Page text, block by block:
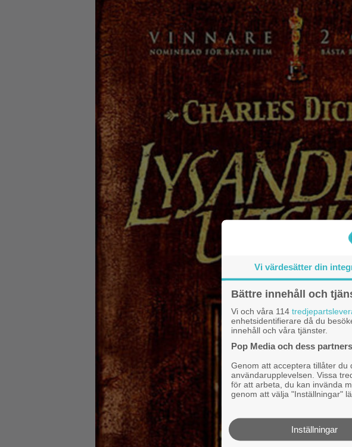
Vi värdesätter din
Bättre innehåll och
Vi och våra 114
enhetsidentifierare då du
innehåll och våra tjänster.
Pop Media och dess
Genom att acceptera tillåter du
användarupplevelsen. Vissa
för att arbeta, du kan invända
genom att välja "Inställningar"
Inställningar